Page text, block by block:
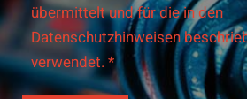
übermittelt und für die in den
Datenschutzhinweisen
verwendet. *